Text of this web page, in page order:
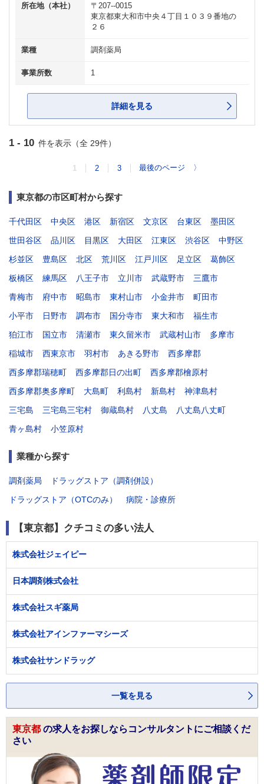
所在地（本社）
〒207--0015
東京都東大和市中央４丁目１０３９番地の
２６
業種 調剤薬局
事業所数 1
詳細を見る
1 - 10 件を表示（全 29件）
1 2 3 最後のページ 〉
東京都の市区町村から探す
千代田区 中央区 港区 新宿区 文京区 台東区
墨田区
世田谷区
品川区 目黒区 大田区 江東区 渋谷区
中野区
杉並区
豊島区 北区 荒川区 江戸川区 足立区
葛飾区
板橋区
練馬区 八王子市 立川市 武蔵野市
三鷹市
青梅市
府中市 昭島市 東村山市 小金井市
町田市
小平市
日野市 調布市 国分寺市 東大和市
福生市
狛江市
国立市 清瀬市 東久留米市 武蔵村山市
多摩市
稲城市
西東京市 羽村市 あきる野市
西多摩郡
西多摩郡瑞穂町
西多摩郡日の出町
西多摩郡檜原村
西多摩郡奥多摩町
大島町 利島村 新島村
神津島村
三宅島
三宅島三宅村 御蔵島村 八丈島
八丈島八丈町
青ヶ島村
小笠原村
業種から探す
調剤薬局
ドラッグストア（調剤併設）
ドラッグストア（OTCのみ）
病院・診療所
【東京都】クチコミの多い法人
株式会社ジェイピー
日本調剤株式会社
株式会社スギ薬局
株式会社アインファーマシーズ
株式会社サンドラッグ
一覧を見る
東京都 の求人をお探しならコンサルタントにご相談くだ
さい